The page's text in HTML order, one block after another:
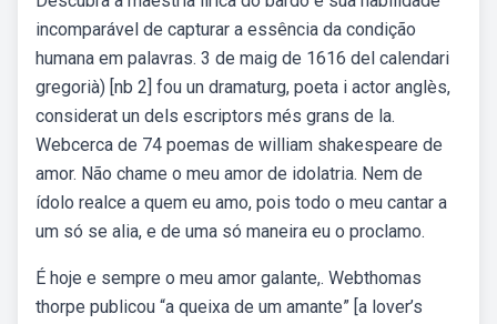
incomparável de capturar a essência da condição
humana em palavras. 3 de maig de 1616 del calendari
gregorià) [nb 2] fou un dramaturg, poeta i actor anglès,
considerat un dels escriptors més grans de la.
Webcerca de 74 poemas de william shakespeare de
amor. Não chame o meu amor de idolatria. Nem de
ídolo realce a quem eu amo, pois todo o meu cantar a
um só se alia, e de uma só maneira eu o proclamo.
É hoje e sempre o meu amor galante,. Webthomas
thorpe publicou “a queixa de um amante” [a lover’s